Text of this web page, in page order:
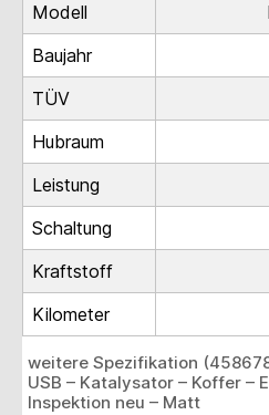
Modell
Baujahr
TÜV
Hubraum
Leistung
Schaltung
Kraftstoff
Kilometer
weitere Spezifikation
USB – Katalysator – Koffer –
Inspektion neu – Matt